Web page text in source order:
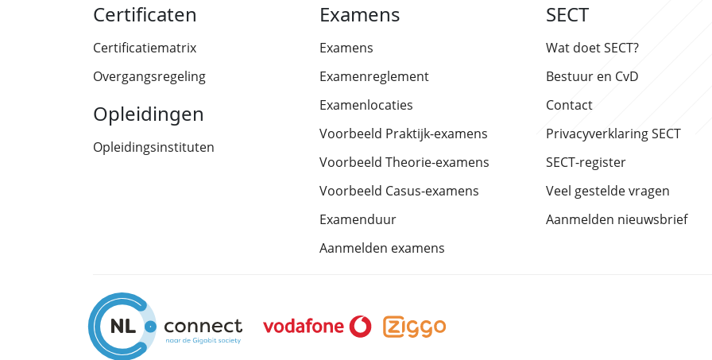
Certificaten
Certificatiematrix
Overgangsregeling
Opleidingen
Opleidingsinstituten
Examens
Examens
Examenreglement
Examenlocaties
Voorbeeld Praktijk-examens
Voorbeeld Theorie-examens
Voorbeeld Casus-examens
Examenduur
Aanmelden examens
SECT
Wat doet SECT?
Bestuur en CvD
Contact
Privacyverklaring SECT
SECT-register
Veel gestelde vragen
Aanmelden nieuwsbrief